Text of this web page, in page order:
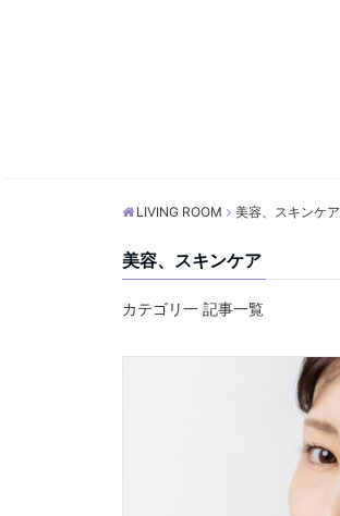
LIVING ROOM 美容、スキンケア
美容、スキンケア
カテゴリ一 記事一覧